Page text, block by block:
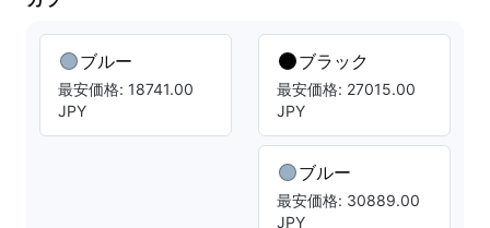
ブルー
最安価格: 18741.00
JPY
ブラック
最安価格: 27015.00
JPY
ブルー
最安価格: 30889.00
JPY